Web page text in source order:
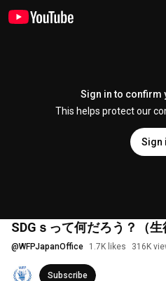
Sign in to confirm
This helps protect our
Sign
SDGｓって何だろう？（
@WFPJapanOffice 1.7K likes 316K
Subscribe